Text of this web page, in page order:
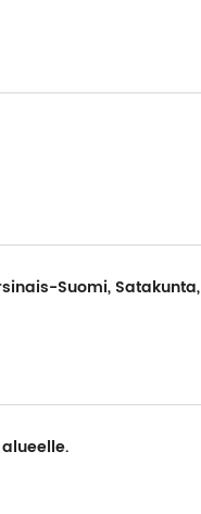
Suomi, Satakunta,